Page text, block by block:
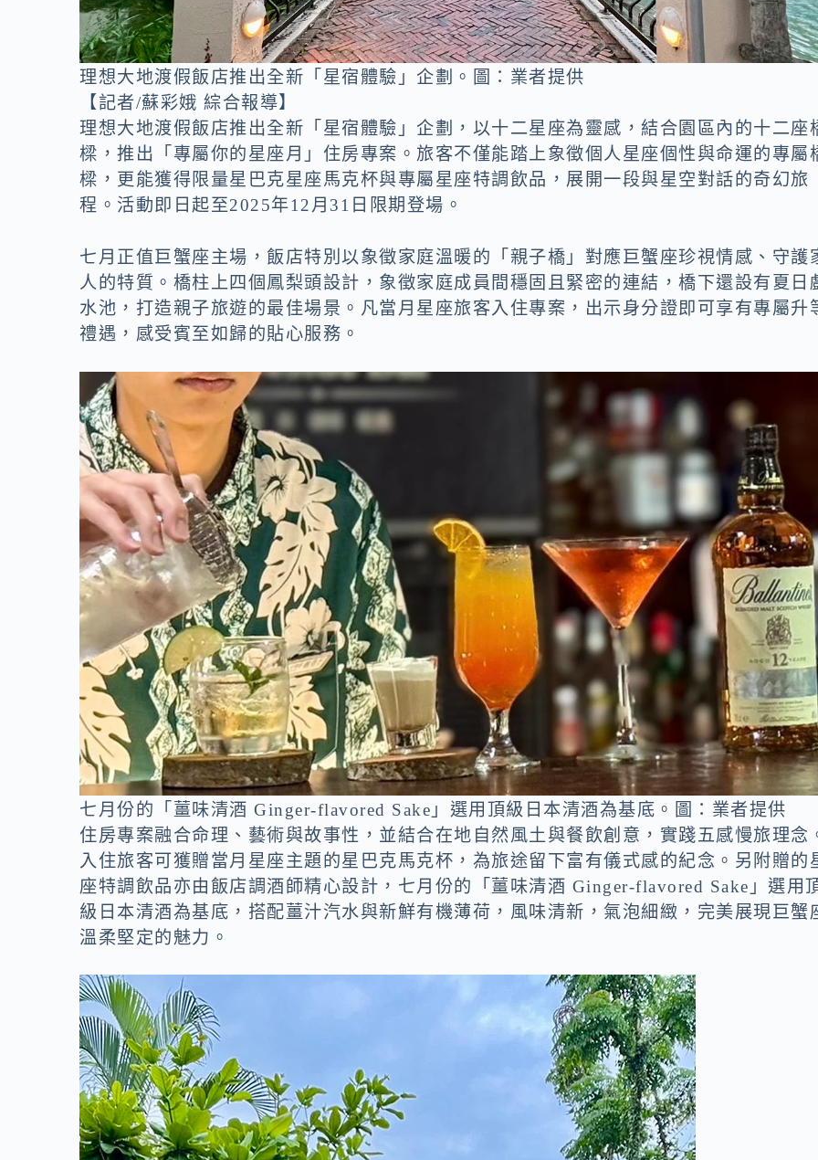
理想大地渡假飯店推出全新「星宿體驗」企劃。圖：業者提供
【記者/蘇彩娥 綜合報導】
理想大地渡假飯店推出全新「星宿體驗」企劃，以十二星座為靈感，結合園區內的十二座
樑，推出「專屬你的星座月」住房專案。旅客不僅能踏上象徵個人星座個性與命運的專屬
樑，更能獲得限量星巴克星座馬克杯與專屬星座特調飲品，展開一段與星空對話的奇幻旅
程。活動即日起至2025年12月31日限期登場。
七月正值巨蟹座主場，飯店特別以象徵家庭溫暖的「親子橋」對應巨蟹座珍視情感、守護
人的特質。橋柱上四個鳳梨頭設計，象徵家庭成員間穩固且緊密的連結，橋下還設有夏日
水池，打造親子旅遊的最佳場景。凡當月星座旅客入住專案，出示身分證即可享有專屬升
禮遇，感受賓至如歸的貼心服務。
七月份的「薑味清酒 Ginger-flavored Sake」選用頂級日本清酒為基底。圖：業者提供
住房專案融合命理、藝術與故事性，並結合在地自然風土與餐飲創意，實踐五感慢旅理念
入住旅客可獲贈當月星座主題的星巴克馬克杯，為旅途留下富有儀式感的紀念。另附贈的
座特調飲品亦由飯店調酒師精心設計，七月份的「薑味清酒 Ginger-flavored Sake」選用
級日本清酒為基底，搭配薑汁汽水與新鮮有機薄荷，風味清新，氣泡細緻，完美展現巨蟹
溫柔堅定的魅力。